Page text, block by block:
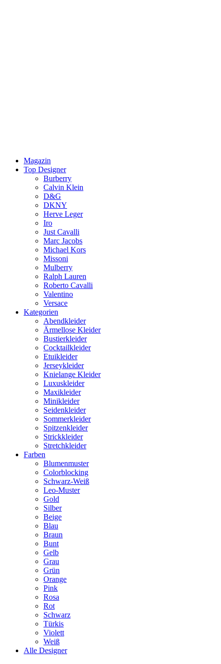
Magazin
Top Designer
Burberry
Calvin Klein
D&G
DKNY
Herve Leger
Iro
Just Cavalli
Marc Jacobs
Michael Kors
Missoni
Mulberry
Ralph Lauren
Roberto Cavalli
Valentino
Versace
Kategorien
Abendkleider
Ärmellose Kleider
Bustierkleider
Cocktailkleider
Etuikleider
Jerseykleider
Knielange Kleider
Luxuskleider
Maxikleider
Minikleider
Seidenkleider
Sommerkleider
Spitzenkleider
Strickkleider
Stretchkleider
Farben
Blumenmuster
Colorblocking
Schwarz-Weiß
Leo-Muster
Gold
Silber
Beige
Blau
Braun
Bunt
Gelb
Grau
Grün
Orange
Pink
Rosa
Rot
Schwarz
Türkis
Violett
Weiß
Alle Designer